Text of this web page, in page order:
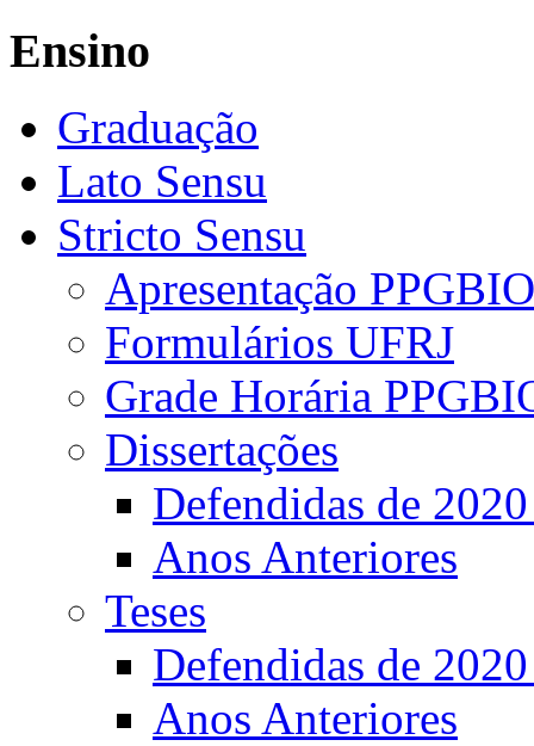
Ensino
Graduação
Lato Sensu
Stricto Sensu
Apresentação
Formulários UFRJ
Grade Horária
Dissertações
Defendidas de
Anos Anteriores
Teses
Defendidas de
Anos Anteriores